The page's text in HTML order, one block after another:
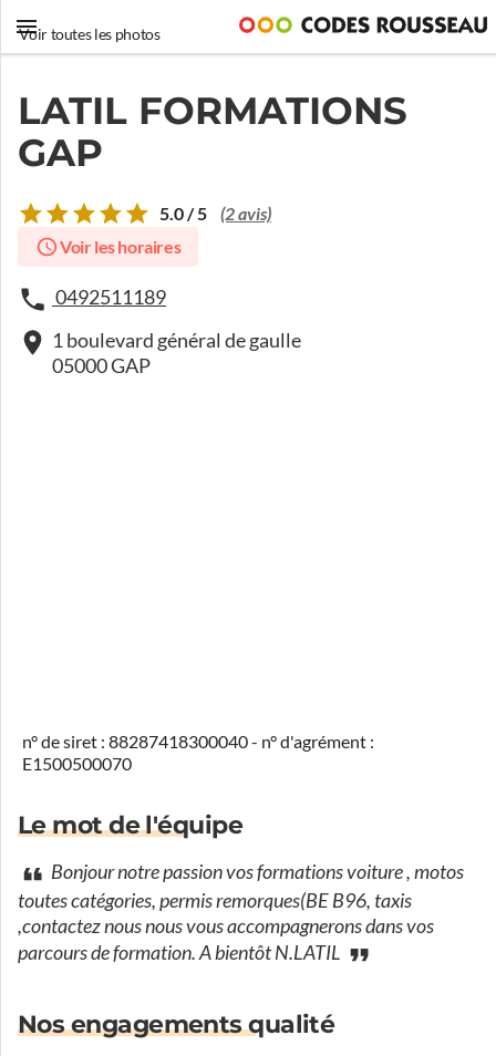
Voir toutes les photos
LATIL FORMATIONS
GAP
5.0 / 5 (2 avis)
Voir les horaires
0492511189
1 boulevard général de gaulle
05000 GAP
n° de siret : 88287418300040 - n° d'agrément :
E1500500070
Le mot de l'équipe
Bonjour notre passion vos formations voiture , motos
toutes catégories, permis remorques(BE B96, taxis
,contactez nous nous vous accompagnerons dans vos
parcours de formation. A bientôt N.LATIL
Nos engagements qualité